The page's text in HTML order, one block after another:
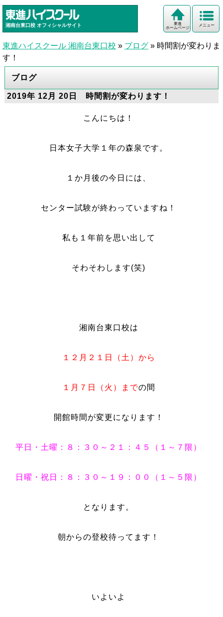
湘南台東口校 オフィシャルサイト メニュー
東進
ホームページ
東進ハイスクール 湘南台東口校 » ブログ » 時間割が変わりま
す！
ブログ
2019年 12月 20日 時間割が変わります！
こんにちは！
日本女子大学１年の森泉です。
１か月後の今日には、
センター試験が終わっていますね！
私も１年前を思い出して
そわそわします(笑)
湘南台東口校は
１２月２１日（土）から
１月７日（火）までの間
開館時間が変更になります！
平日・土曜：８：３０～２１：４５（１～７限）
日曜・祝日：８：３０～１９：００（１～５限）
となります。
朝からの登校待ってます！
いよいよ